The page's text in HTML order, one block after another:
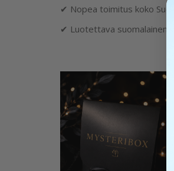
✔ Nopea toimitus koko
✔ Luotettava suomalainen